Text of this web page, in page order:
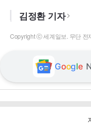
김정환 기자
Copyright ⓒ 세계일보. 무단 전
Google